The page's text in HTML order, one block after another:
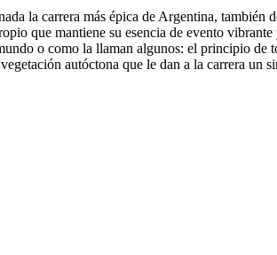
la carrera más épica de Argentina,
que mantiene su esencia de evento
o como la llaman algunos: el principio de
autóctona que le dan a la carrera un